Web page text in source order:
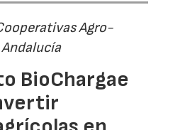
Agro-
BioChargae